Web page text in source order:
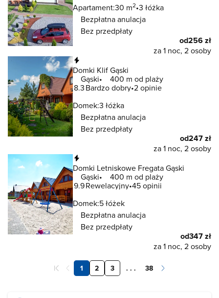
Apartament:30 m2 3 łóżka
Bezpłatna anulacja
Bez przedpłaty
od256 zł
za 1 noc, 2 osoby
Domki Klif Gąski
Gąski
400 m od plaży
8.3Bardzo dobry 2 opinie
Domek:3 łóżka
Bezpłatna anulacja
Bez przedpłaty
od247 zł
za 1 noc, 2 osoby
Domki Letniskowe Fregata Gąski
Gąski
400 m od plaży
9.9Rewelacyjny 45 opinii
Domek:5 łóżek
Bezpłatna anulacja
Bez przedpłaty
od347 zł
za 1 noc, 2 osoby
1 2 3 . . . 38